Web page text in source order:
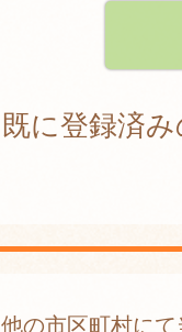
既に登録済
他の市区町村に